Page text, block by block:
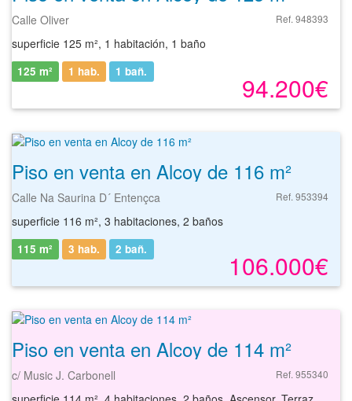
Calle Oliver Ref. 948393
superficie 125 m², 1 habitación, 1 baño
94.200€
125 m² 1 hab. 1 bañ.
Piso en venta en Alcoy de 116 m²
Calle Na Saurina D´ Entençca Ref. 953394
superficie 116 m², 3 habitaciones, 2 baños
106.000€
115 m² 3 hab. 2 bañ.
Piso en venta en Alcoy de 114 m²
c/ Music J. Carbonell Ref. 955340